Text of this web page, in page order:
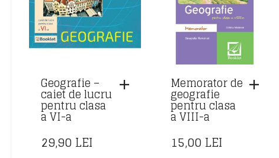
Geografie –
caiet de lucru
pentru clasa
a VI-a
29,90 LEI
Memorator de
geografie
pentru clasa
a VIII-a
15,00 LEI